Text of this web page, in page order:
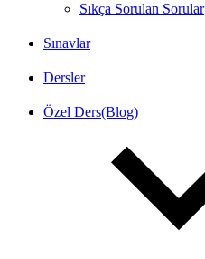
Sıkça Sorulan Sorular
Sınavlar
Dersler
Özel Ders(Blog)